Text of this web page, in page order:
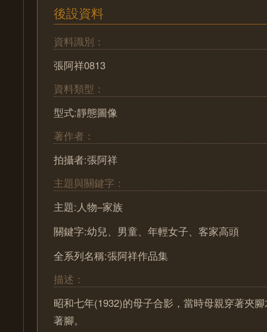
後設資料
資料識別：
張阿祥0813
資料類型：
型式:靜態圖像
著作者：
拍攝者:張阿祥
主題與關鍵字：
主題:人物–家族
關鍵字:幼兒、男童、年輕女子、客家高頭
全系列名稱:張阿祥作品集
描述：
昭和七年(1932)的母子合影，當時母親穿著夾
著腳。